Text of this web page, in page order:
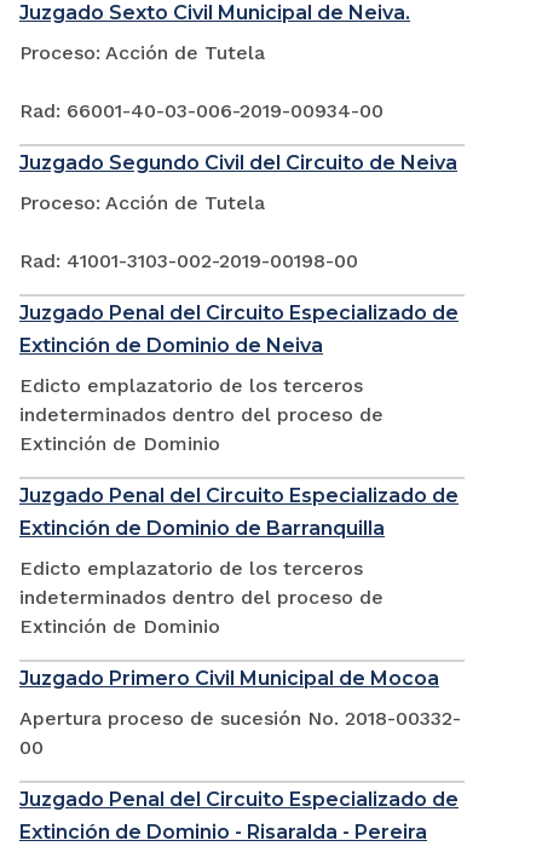
Juzgado Sexto Civil Municipal de Neiva.
Proceso: Acción de Tutela
Rad: 66001-40-03-006-2019-00934-00
Juzgado Segundo Civil del Circuito de Neiva
Proceso: Acción de Tutela
Rad: 41001-3103-002-2019-00198-00
Juzgado Penal del Circuito Especializado de
Extinción de Dominio de Neiva
Edicto emplazatorio de los terceros
indeterminados dentro del proceso de
Extinción de Dominio
Juzgado Penal del Circuito Especializado de
Extinción de Dominio de Barranquilla
Edicto emplazatorio de los terceros
indeterminados dentro del proceso de
Extinción de Dominio
Juzgado Primero Civil Municipal de Mocoa
Apertura proceso de sucesión No. 2018-00332-
00
Juzgado Penal del Circuito Especializado de
Extinción de Dominio - Risaralda - Pereira